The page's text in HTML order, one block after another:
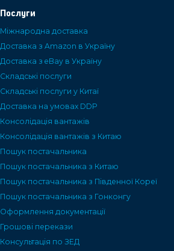
Послуги
Міжнародна доставка
Доставка з Amazon в Україну
Доставка з eBay в Україну
Складські послуги
Складські послуги у Китаї
Доставка на умовах DDP
Консолідація вантажів
Консолідація вантажів з Китаю
Пошук постачальника
Пошук постачальника з Китаю
Пошук постачальника з Південної Кореї
Пошук постачальника з Гонконгу
Оформлення документації
Грошові перекази
Консультація по ЗЕД